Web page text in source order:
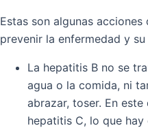
Estas son algunas
prevenir la enfermedad y
La hepatitis B no se
agua o la comida, ni
abrazar, toser. En
hepatitis C, lo que hay